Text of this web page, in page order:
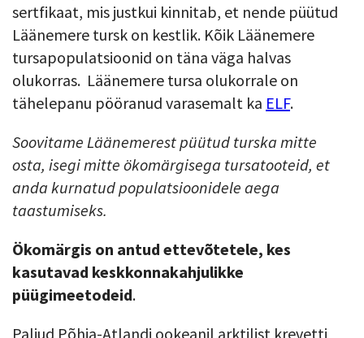
sertfikaat, mis justkui kinnitab, et nende püütud
Läänemere tursk on kestlik. Kõik Läänemere
tursapopulatsioonid on täna väga halvas
olukorras. Läänemere tursa olukorrale on
tähelepanu pööranud varasemalt ka ELF.
Soovitame Läänemerest püütud turska mitte
osta, isegi mitte ökomärgisega tursatooteid, et
anda kurnatud populatsioonidele aega
taastumiseks.
Ökomärgis on antud ettevõtetele, kes
kasutavad keskkonnakahjulikke
püügimeetodeid.
Paljud Põhja-Atlandi ookeanil arktilist krevetti